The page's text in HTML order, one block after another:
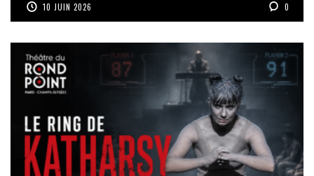
10 JUIN 2026 0